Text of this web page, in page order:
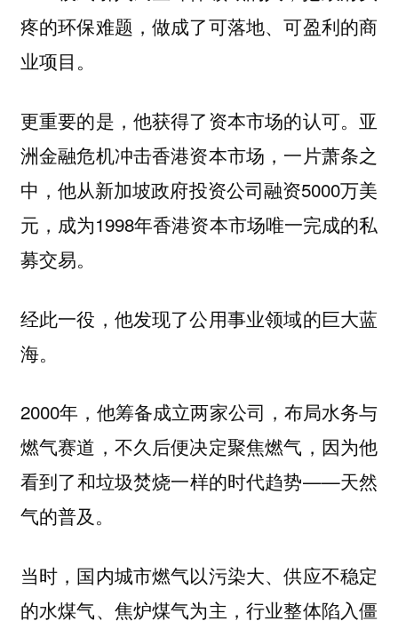
疼的环保难题，做成了可落地、可盈利的商
业项目。
更重要的是，他获得了资本市场的认可。亚
洲金融危机冲击香港资本市场，一片萧条之
中，他从新加坡政府投资公司融资5000万美
元，成为1998年香港资本市场唯一完成的私
募交易。
经此一役，他发现了公用事业领域的巨大蓝
海。
2000年，他筹备成立两家公司，布局水务与
燃气赛道，不久后便决定聚焦燃气，因为他
看到了和垃圾焚烧一样的时代趋势——天然
气的普及。
当时，国内城市燃气以污染大、供应不稳定
的水煤气、焦炉煤气为主，行业整体陷入僵